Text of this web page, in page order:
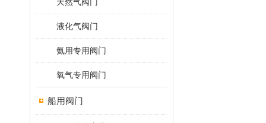
液化气阀门
氨用专用阀门
氧气专用阀门
船用阀门